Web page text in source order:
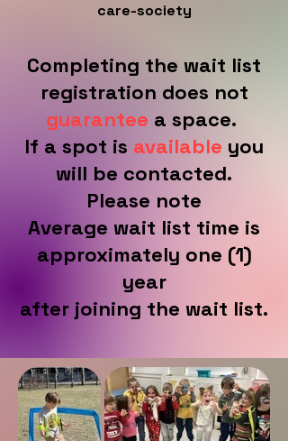
care-society
Completing the wait list
registration does not
guarantee a space.
If a spot is available you
will be contacted.
Please note
Average wait list time is
approximately one (1)
year
after joining the wait list.